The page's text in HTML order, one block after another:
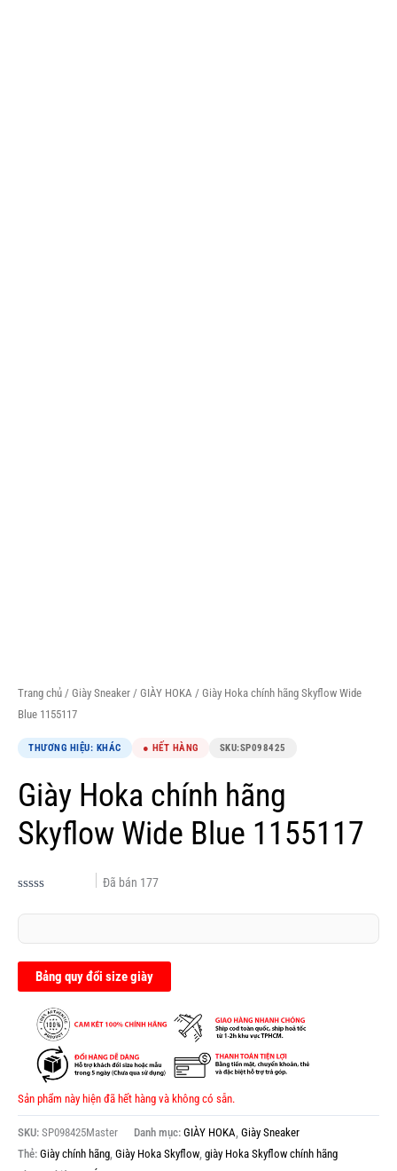
Trang chủ / Giày Sneaker / GIÀY HOKA / Giày Hoka chính hãng Skyflow Wide
Blue 1155117
THƯƠNG HIỆU: KHÁC ● HẾT HÀNG SKU:SP098425
Giày Hoka chính hãng
Skyflow Wide Blue 1155117
xếp
0.0
sao
Đã bán 177
Bảng quy đổi size giày
Sản phẩm này hiện đã hết hàng và không có sẵn.
SKU: SP098425Master Danh mục: GIÀY HOKA Giày Sneaker
Thẻ: Giày chính hãng Giày Hoka Skyflow giày Hoka Skyflow chính hãng